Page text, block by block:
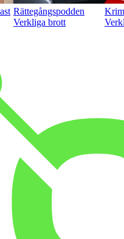
Rättegångspodden
Verkliga brott